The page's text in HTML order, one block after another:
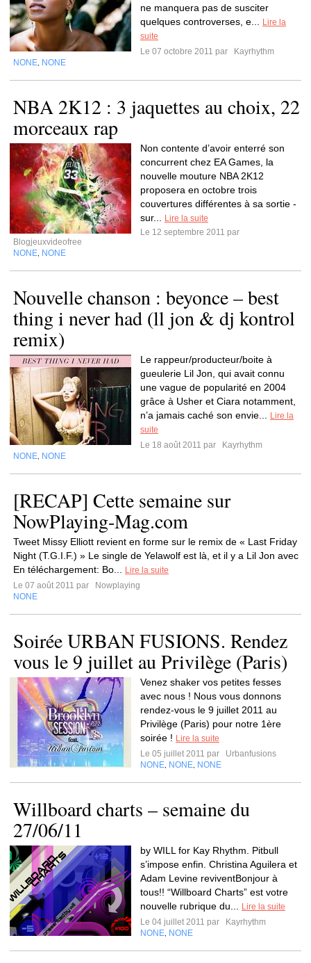
ne manquera pas de susciter
quelques controverses, e...
Lire la
suite
Le 07 octobre 2011 par
Kayrhythm
NONE NONE
NBA 2K12 : 3 jaquettes au choix, 22
morceaux rap
Non contente d’avoir enterré son
concurrent chez EA Games, la
nouvelle mouture NBA 2K12
proposera en octobre trois
couvertures différentes à sa sortie -
sur...
Lire la suite
Le 12 septembre 2011 par
Blogjeuxvideofree
NONE NONE
Nouvelle chanson : beyonce – best
thing i never had (ll jon & dj kontrol
remix)
Le rappeur/producteur/boite à
gueulerie Lil Jon, qui avait connu
une vague de popularité en 2004
grâce à Usher et Ciara notamment,
n’a jamais caché son envie...
Lire la
suite
Le 18 août 2011 par
Kayrhythm
NONE NONE
[RECAP] Cette semaine sur
NowPlaying-Mag.com
Tweet Missy Elliott revient en forme sur le remix de « Last Friday
Night (T.G.I.F.) » Le single de Yelawolf est là, et il y a Lil Jon avec
En téléchargement: Bo...
Lire la suite
Le 07 août 2011 par
Nowplaying
NONE
Soirée URBAN FUSIONS. Rendez
vous le 9 juillet au Privilège (Paris)
Venez shaker vos petites fesses
avec nous ! Nous vous donnons
rendez-vous le 9 juillet 2011 au
Privilège (Paris) pour notre 1ère
soirée ! Lire la suite
Le 05 juillet 2011 par
Urbanfusions
NONE NONE NONE
Willboard charts – semaine du
27/06/11
by WILL for Kay Rhythm. Pitbull
s’impose enfin. Christina Aguilera et
Adam Levine reviventBonjour à
tous!! “Willboard Charts” est votre
nouvelle rubrique du...
Lire la suite
Le 04 juillet 2011 par
Kayrhythm
NONE NONE